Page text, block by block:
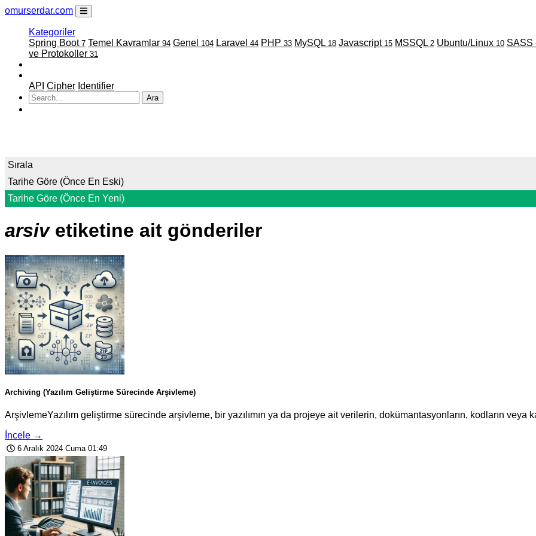
omurserdar.com
Kategoriler
Spring Boot 7 Temel Kavramlar 94 Genel 104 Laravel 44 PHP 33 MySQL 18 Javascript 15 MSSQL 2 Ubuntu/Linux 10 SASS
ve Protokoller 31
API Cipher Identifier
Ara
Sırala
Tarihe Göre (Önce En Eski)
Tarihe Göre (Önce En Yeni)
arsivetiketine ait gönderiler
Archiving (Yazılım Geliştirme Sürecinde Arşivleme)
ArşivlemeYazılım geliştirme sürecinde arşivleme, bir yazılımın ya da projeye ait verilerin, dokümantasyonların, kodların veya
İncele →
6 Aralık 2024 Cuma 01:49